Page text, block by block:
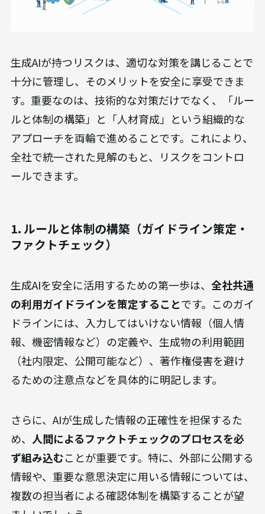
生成AIが持つリスクは、適切な対策を講じることで
ルと体制の構築」と「人材育成」という組織的な
ールできます。
1. ルールと体制の構築（ガイドライン策定・
ファクトチェック）
の利用ガイドラインを策定することです。このガイ
ドラインには、入力してはいけない情報（個人情
報、機密情報など）の定義や、生成物の利用範囲
（社内限定、公開可能など）、著作権侵害を避け
るための注意点などを具体的に明記します。